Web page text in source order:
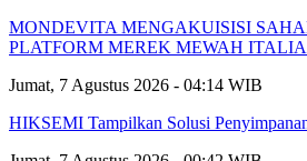
MONDEVITA MENGAKUISISI
PLATFORM MEREK MEWAH
Jumat, 7 Agustus 2026 - 04:14 WIB
HIKSEMI Tampilkan Solusi